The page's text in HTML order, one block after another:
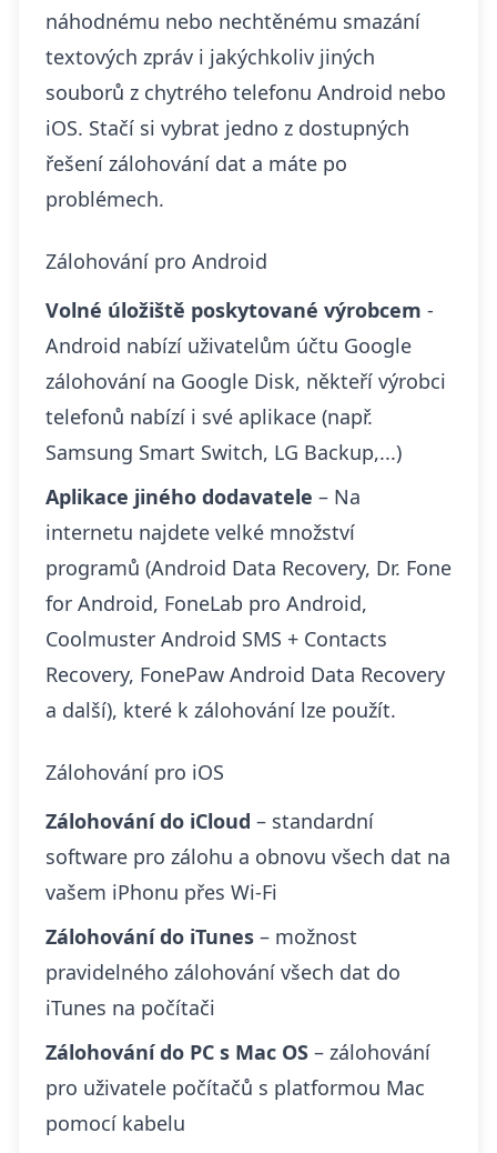
náhodnému nebo nechtěnému smazání
textových zpráv i jakýchkoliv jiných
souborů z chytrého telefonu Android nebo
iOS. Stačí si vybrat jedno z dostupných
řešení zálohování dat a máte po
problémech.
Zálohování pro Android
Volné úložiště poskytované výrobcem -
Android nabízí uživatelům účtu Google
zálohování na Google Disk, někteří výrobci
telefonů nabízí i své aplikace (např.
Samsung Smart Switch, LG Backup,...)
Aplikace jiného dodavatele – Na
internetu najdete velké množství
programů (Android Data Recovery, Dr. Fone
for Android, FoneLab pro Android,
Coolmuster Android SMS + Contacts
Recovery, FonePaw Android Data Recovery
a další), které k zálohování lze použít.
Zálohování pro iOS
Zálohování do iCloud – standardní
software pro zálohu a obnovu všech dat na
vašem iPhonu přes Wi-Fi
Zálohování do iTunes – možnost
pravidelného zálohování všech dat do
iTunes na počítači
Zálohování do PC s Mac OS – zálohování
pro uživatele počítačů s platformou Mac
pomocí kabelu